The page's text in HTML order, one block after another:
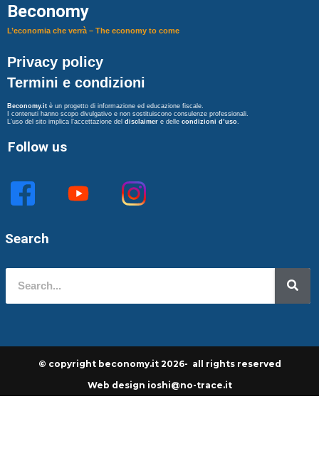
Beconomy
L’economia che verrà – The economy to come
Privacy policy
Termini e condizioni
Beconomy.it è un progetto di informazione ed educazione fiscale.
I contenuti hanno scopo divulgativo e non sostituiscono consulenze professionali.
L’uso del sito implica l’accettazione del disclaimer e delle condizioni d’uso
Follow us
Search
© copyright beconomy.it 2026- all rights reserved
Web design ioshi@no-trace.it